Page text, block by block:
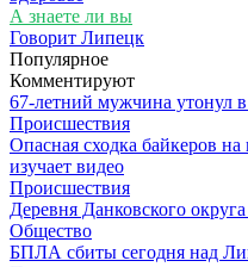
А знаете ли вы
Говорит Липецк
Популярное
Комментируют
67-летний мужчина утонул
Происшествия
Опасная сходка байкеров
изучает видео
Происшествия
Деревня Данковского
Общество
БПЛА сбиты сегодня над